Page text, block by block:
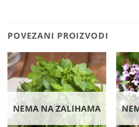
POVEZANI PROIZVODI
NEMA NA ZALIHAMA